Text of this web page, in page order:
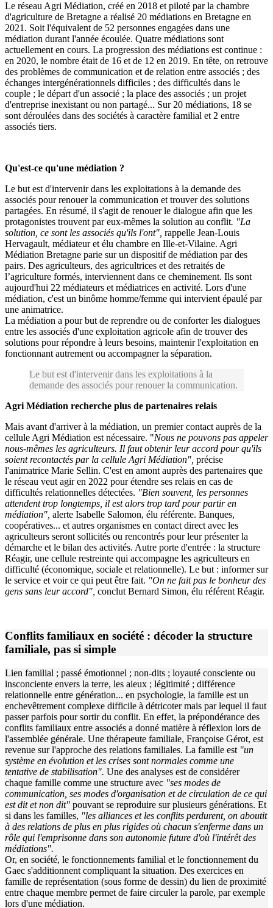
Le réseau Agri Médiation, créé en 2018 et piloté par la chambre
d'agriculture de Bretagne a réalisé 20 médiations en Bretagne en
2021. Soit l'équivalent de 52 personnes engagées dans une
médiation durant l'année écoulée. Quatre médiations sont
actuellement en cours. La progression des médiations est continue :
en 2020, le nombre était de 16 et de 12 en 2019. En tête, on retrouve
des problèmes de communication et de relation entre associés ; des
échanges intergénérationnels difficiles ; des difficultés dans le
couple ; le départ d'un associé ; la place des associés ; un projet
d'entreprise inexistant ou non partagé... Sur 20 médiations, 18 se
sont déroulées dans des sociétés à caractère familial et 2 entre
associés tiers.
Qu'est-ce qu'une médiation ?
Le but est d'intervenir dans les exploitations à la demande des
associés pour renouer la communication et trouver des solutions
partagées. En résumé, il s'agit de renouer le dialogue afin que les
protagonistes trouvent par eux-mêmes la solution au conflit. "La
solution, ce sont les associés qu'ils l'ont", rappelle Jean-Louis
Hervagault, médiateur et élu chambre en Ille-et-Vilaine. Agri
Médiation Bretagne parie sur un dispositif de médiation par des
pairs. Des agriculteurs, des agricultrices et des retraités de
l’agriculture formés, interviennent dans ce cheminement. Ils sont
aujourd'hui 22 médiateurs et médiatrices en activité. Lors d'une
médiation, c'est un binôme homme/femme qui intervient épaulé par
une animatrice.
La médiation a pour but de reprendre ou de conforter les dialogues
entre les associés d'une exploitation agricole afin de trouver des
solutions pour répondre à leurs besoins, maintenir l'exploitation en
fonctionnant autrement ou accompagner la séparation.
Le but est d'intervenir dans les exploitations à la
demande des associés pour renouer la communication.
Agri Médiation recherche plus de partenaires relais
Mais avant d'arriver à la médiation, un premier contact auprès de la
cellule Agri Médiation est nécessaire. "Nous ne pouvons pas appeler
nous-mêmes les agriculteurs. Il faut obtenir leur accord pour qu'ils
soient recontactés par la cellule Agri Médiation", précise
l'animatrice Marie Sellin. C'est en amont auprès des partenaires que
le réseau veut agir en 2022 pour étendre ses relais en cas de
difficultés relationnelles détectées. "Bien souvent, les personnes
attendent trop longtemps, il est alors trop tard pour partir en
médiation", alerte Isabelle Salomon, élu référente. Banques,
coopératives... et autres organismes en contact direct avec les
agriculteurs seront sollicités ou rencontrés pour leur présenter la
démarche et le bilan des activités. Autre porte d'entrée : la structure
Réagir, une cellule restreinte qui accompagne les agriculteurs en
difficulté (économique, sociale et relationnelle). Le but : informer sur
le service et voir ce qui peut être fait. "On ne fait pas le bonheur des
gens sans leur accord", conclut Bernard Simon, élu référent Réagir.
Conflits familiaux en société : décoder la structure
familiale, pas si simple
Lien familial ; passé émotionnel ; non-dits ; loyauté consciente ou
insconciente envers la terre, les aieux ; légitimité ; différence
relationnelle entre génération... en psychologie, la famille est un
enchevêtrement complexe difficile à détricoter mais par lequel il faut
passer parfois pour sortir du conflit. En effet, la prépondérance des
conflits familiaux entre associés a donné matière à réflexion lors de
l'assemblée générale. Une thérapeute familiale, Françoise Gérot, est
revenue sur l'approche des relations familiales. La famille est "un
système en évolution et les crises sont normales comme une
tentative de stabilisation". Une des analyses est de considérer
chaque famille comme une structure avec "ses modes de
communication, ses modes d'organisation et de circulation de ce qui
est dit et non dit" pouvant se reproduire sur plusieurs générations. Et
si dans les familles, "les alliances et les conflits perdurent, on aboutit
à des relations de plus en plus rigides où chacun s'enferme dans un
rôle qui l'emprisonne dans son autonomie future d'où l'intérêt des
médiations".
Or, en société, le fonctionnements familial et le fonctionnement du
Gaec s'additionnent compliquant la situation. Des exercices en
famille de représentation (sous forme de dessin) du lien de proximité
entre chaque membre permet de faire circuler la parole, par exemple
lors d'une médiation.